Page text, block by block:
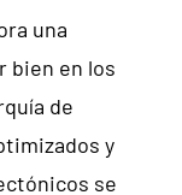
una
bien en los
de
y
se